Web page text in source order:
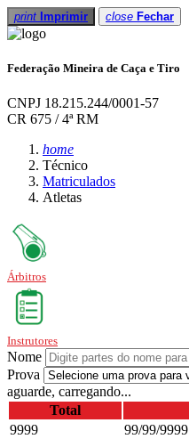
print Imprimir close Fechar
Federação Mineira de Caça e Tiro
CNPJ 18.215.244/0001-57
CR 675 / 4ª RM
home
Técnico
Matriculados
Atletas
Árbitros
Instrutores
Nome
Prova
aguarde, carregando...
Total
9999
99/99/9999